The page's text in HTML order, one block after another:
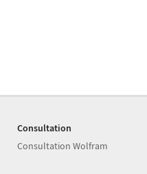
Consultation
Consultation Wolfram